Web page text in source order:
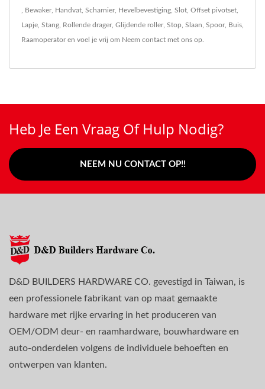
Bewaker, Handvat Scharnier, Hevelbevestiging Slot Offset pivotset
Lapje Stang Rollende drager, Glijdende roller, Stop Slaan Spoor, Buis
Raamoperatoren voel je vrij om Neem contact met ons op
Heb Je Een Vraag Of Hulp Nodig?
NEEM NU CONTACT OP!!
D&D BUILDERS HARDWARE CO. gevestigd in Taiwan, is
een professionele fabrikant van op maat gemaakte
hardware met rijke ervaring in het produceren van
OEM/ODM deur- en raamhardware, bouwhardware en
auto-onderdelen volgens de individuele behoeften en
ontwerpen van klanten.